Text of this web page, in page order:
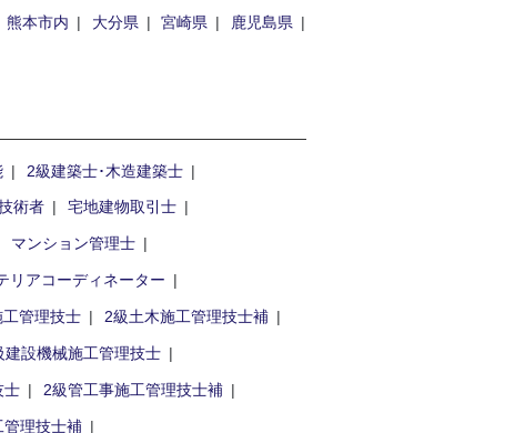
熊本市内 大分県 宮崎県 鹿児島県
2級建築士･木造建築士
術者
宅地建物取引士
マンション管理士
リアコーディネーター
管理技士
2級土木施工管理技士補
建設機械施工管理技士
士
2級管工事施工管理技士補
理技士補